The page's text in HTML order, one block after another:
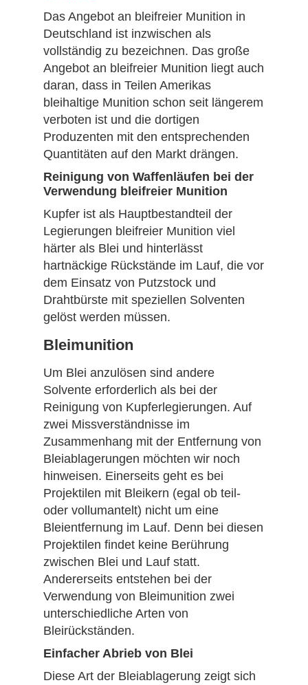
Das Angebot an bleifreier Munition in
Deutschland ist inzwischen als
vollständig zu bezeichnen. Das große
Angebot an bleifreier Munition liegt auch
daran, dass in Teilen Amerikas
bleihaltige Munition schon seit längerem
verboten ist und die dortigen
Produzenten mit den entsprechenden
Quantitäten auf den Markt drängen.
Reinigung von Waffenläufen bei der
Verwendung bleifreier Munition
Kupfer ist als Hauptbestandteil der
Legierungen bleifreier Munition viel
härter als Blei und hinterlässt
hartnäckige Rückstände im Lauf, die vor
dem Einsatz von Putzstock und
Drahtbürste mit speziellen Solventen
gelöst werden müssen.
Bleimunition
Um Blei anzulösen sind andere
Solvente erforderlich als bei der
Reinigung von Kupferlegierungen. Auf
zwei Missverständnisse im
Zusammenhang mit der Entfernung von
Bleiablagerungen möchten wir noch
hinweisen. Einerseits geht es bei
Projektilen mit Bleikern (egal ob teil-
oder vollumantelt) nicht um eine
Bleientfernung im Lauf. Denn bei diesen
Projektilen findet keine Berührung
zwischen Blei und Lauf statt.
Andererseits entstehen bei der
Verwendung von Bleimunition zwei
unterschiedliche Arten von
Bleirückständen.
Einfacher Abrieb von Blei
Diese Art der Bleiablagerung zeigt sich